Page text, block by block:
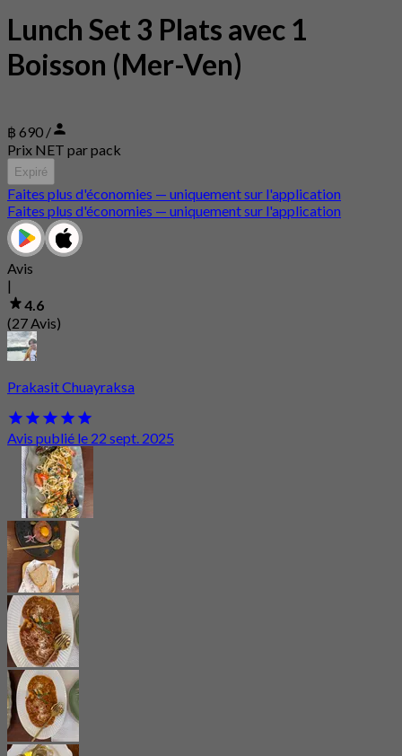
Lunch Set 3 Plats avec 1
Boisson (Mer-Ven)
฿ 690 /
Prix NET par pack
Expiré
Faites plus d'économies — uniquement sur l'application
Faites plus d'économies — uniquement sur l'application
Avis
|
4.6
(27 Avis)
Prakasit Chuayraksa
Avis publié le 22 sept. 2025